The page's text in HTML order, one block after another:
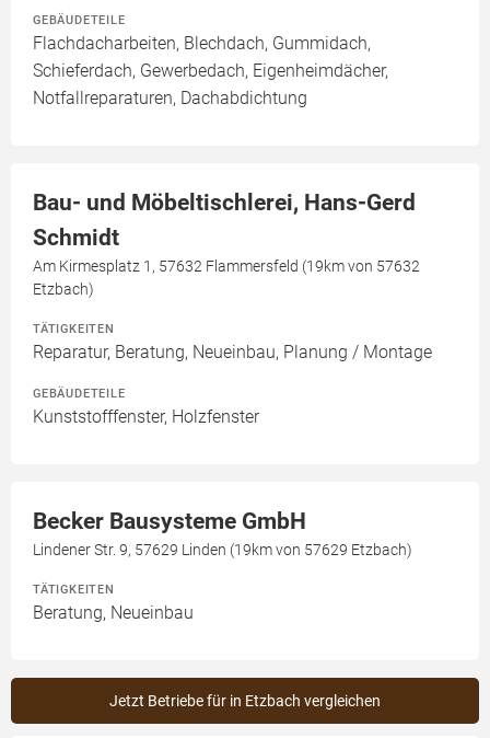
GEBÄUDETEILE
Flachdacharbeiten, Blechdach, Gummidach,
Schieferdach, Gewerbedach, Eigenheimdächer,
Notfallreparaturen, Dachabdichtung
Bau- und Möbeltischlerei, Hans-Gerd
Schmidt
Am Kirmesplatz 1, 57632 Flammersfeld (19km von 57632
Etzbach)
TÄTIGKEITEN
Reparatur, Beratung, Neueinbau, Planung / Montage
GEBÄUDETEILE
Kunststofffenster, Holzfenster
Becker Bausysteme GmbH
Lindener Str. 9, 57629 Linden (19km von 57629 Etzbach)
TÄTIGKEITEN
Beratung, Neueinbau
Jetzt Betriebe für in Etzbach vergleichen